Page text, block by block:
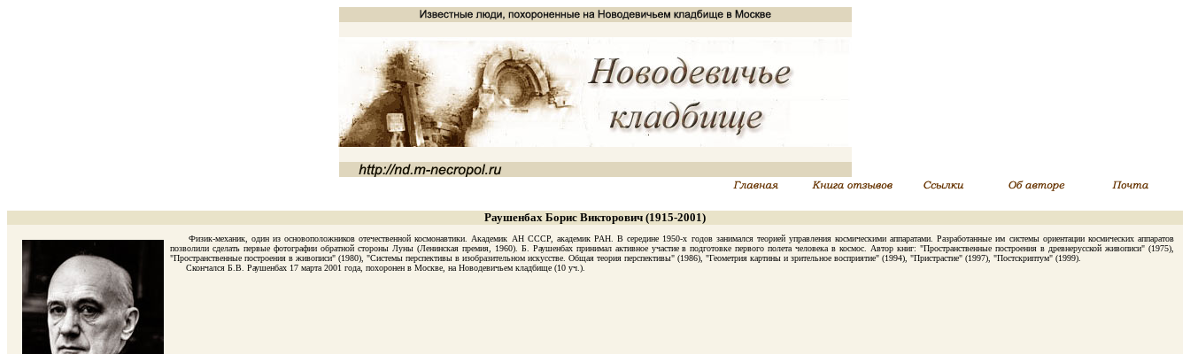
Раушенбах Борис Викторович (1915-2001)
Физик-механик, один из основоположников отечественной космонавтики. Академик АН СССР, академик РАН. В середине 1950-х годов занимался теорией управления космическими аппаратами. Разработанные им системы ориентации космических аппаратов
позволили сделать первые фотографии обратной стороны Луны (Ленинская премия, 1960). Б. Раушенбах принимал активное участие в подготовке первого полета человека в космос. Автор книг: "Пространственные построения в древнерусской живописи" (1975),
"Пространственные построения в живописи" (1980), "Системы перспективы в изобразительном искусстве. Общая теория перспективы" (1986), "Геометрия картины и зрительное восприятие" (1994), "Пристрастие" (1997), "Постскриптум" (1999).
Скончался Б.В. Раушенбах 17 марта 2001 года, похоронен в Москве, на Новодевичьем кладбище (10 уч.).